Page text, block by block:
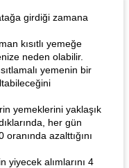
Cream (Fudge)
girdiği zamana
kısıtlı yemeğe
neden olabilir.
yemenin bir
yemeklerini yaklaşık
her gün
oranında azalttığını
yiyecek alımlarını 4